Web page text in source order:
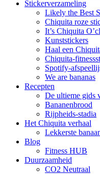
Stickerverzameling
Likely the Best
Chiquita roze
It’s Chiquita
Kunststickers
Haal een
Chiquita-
Spotify-
We are bananas
Recepten
De ultieme gids
Bananenbrood
Rijpheids-stadia
Het Chiquita verhaal
Lekkerste
Blog
Fitness HUB
Duurzaamheid
CO2 Neutraal